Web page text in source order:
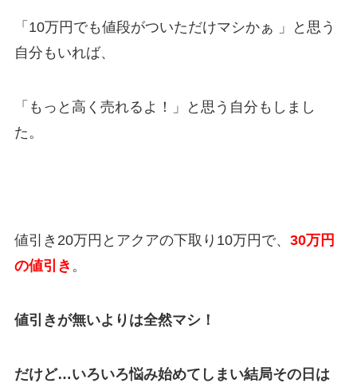
「10万円でも値段がついただけマシかぁ
」と思う
自分もいれば、
「もっと高く売れるよ！」と思う自分もしまし
た。
値引き 20万円 とアクアの下取り10万円 で、 30万円
の値引き 。
値引きが無いよりは全然マシ！
だけど…いろいろ悩み始めてしまい結局その日は